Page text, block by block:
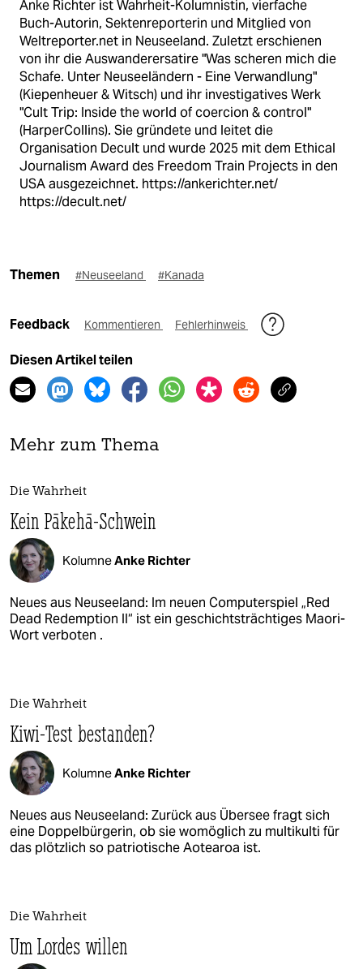
Anke Richter ist Wahrheit-Kolumnistin, vierfache
Buch-Autorin, Sektenreporterin und Mitglied von
Weltreporter.net in Neuseeland. Zuletzt erschienen
von ihr die Auswanderersatire "Was scheren mich die
Schafe. Unter Neuseeländern - Eine Verwandlung"
(Kiepenheuer & Witsch) und ihr investigatives Werk
"Cult Trip: Inside the world of coercion & control"
(HarperCollins). Sie gründete und leitet die
Organisation Decult und wurde 2025 mit dem Ethical
Journalism Award des Freedom Train Projects in den
USA ausgezeichnet. https://ankerichter.net/
https://decult.net/
Themen #Neuseeland #Kanada
Feedback Kommentieren Fehlerhinweis
Diesen Artikel teilen
Mehr zum Thema
Die Wahrheit
Kein Pākehā-Schwein
KolumneAnke Richter
Neues aus Neuseeland: Im neuen Computerspiel „Red
Dead Redemption II“ ist ein geschichtsträchtiges Maori-
Wort verboten .
Die Wahrheit
Kiwi-Test bestanden?
KolumneAnke Richter
Neues aus Neuseeland: Zurück aus Übersee fragt sich
eine Doppelbürgerin, ob sie womöglich zu multikulti für
das plötzlich so patriotische Aotearoa ist.
Die Wahrheit
Um Lordes willen